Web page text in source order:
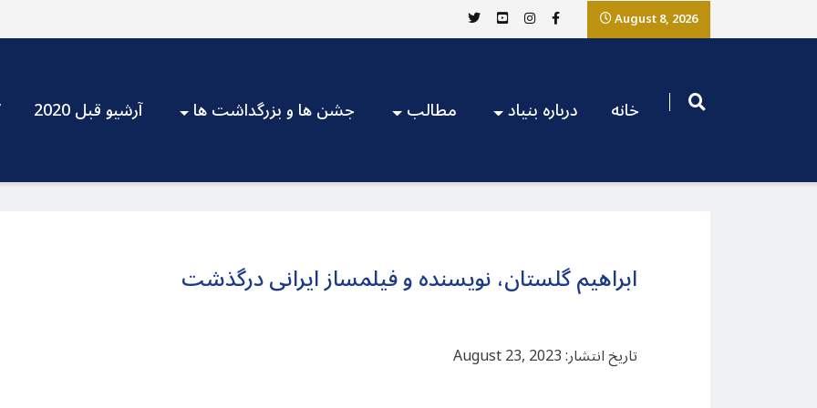
August 8, 2026
آرشیو قبل 2020 جشن ها و بزرگداشت ها مطالب درباره بنیاد خانه
ابراهیم گلستان، نویسنده و فیلمساز ایرانی درگذشت
تاریخ انتشار: August 23, 2023